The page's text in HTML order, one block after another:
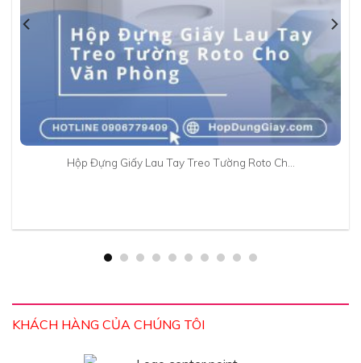
Hộp Đựng Giấy Lau Tay Treo Tường Roto Ch…
KHÁCH HÀNG CỦA CHÚNG TÔI